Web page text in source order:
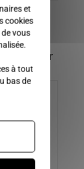
par
et
cookies
vous
à tout
bas de